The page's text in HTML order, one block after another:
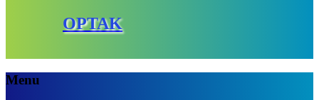
OPTAK
Menu